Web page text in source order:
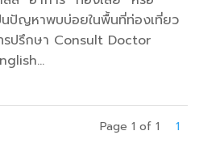
นปัญหาพบบ่อยในพื้นที่ท่องเที่ยว
รปรึกษา Consult Doctor
Page 1 of 1 1